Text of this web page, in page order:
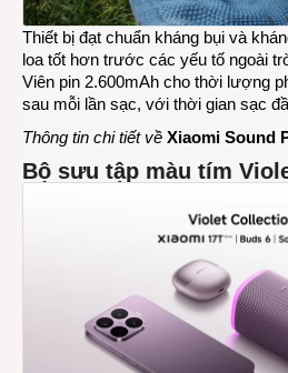
Thiết bị đạt chuẩn kháng bụi và
loa tốt hơn trước các yếu tố ngoài
Viên pin 2.600mAh cho thời lượng
sau mỗi lần sạc, với thời gian sạc
Thông tin chi tiết về Xiaomi Sound
Bộ sưu tập màu tím